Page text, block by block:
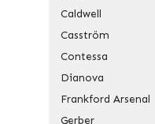
Caldwell
Casström
Contessa
Dianova
Frankford Arsenal
Gerber